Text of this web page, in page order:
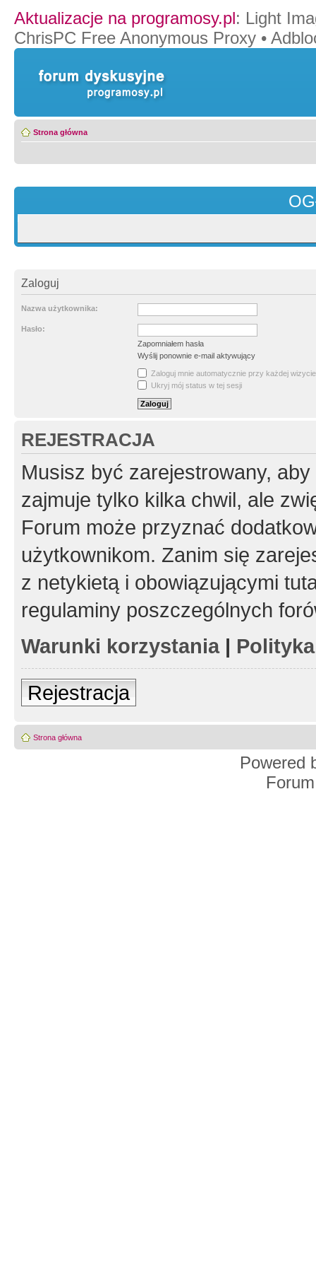
Aktualizacje na programosy.pl: Light
ChrisPC Free Anonymous Proxy •
Strona główna
Zaloguj
Nazwa użytkownika:
Hasło:
Zapomniałem hasła
Wyślij ponownie e-mail aktywujący
Zaloguj mnie automatycznie przy każdej wizycie
Ukryj mój status w tej sesji
REJESTRACJA
Musisz być zarejestrowany,
zajmuje tylko kilka chwil, ale
Forum może przyznać
użytkownikom. Zanim się
z netykietą i obowiązującymi
regulaminy poszczególnych
Warunki korzystania|
Rejestracja
Strona główna
Powered